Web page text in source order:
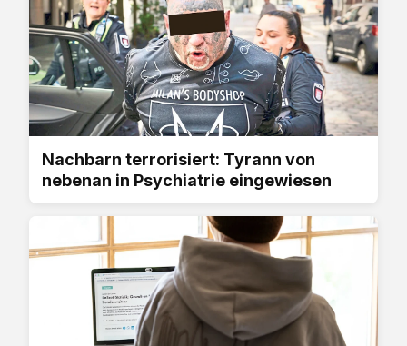
Nachbarn terrorisiert: Tyrann von
nebenan in Psychiatrie eingewiesen